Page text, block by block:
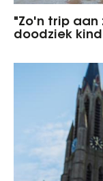
"Zo'n trip aan
doodziek